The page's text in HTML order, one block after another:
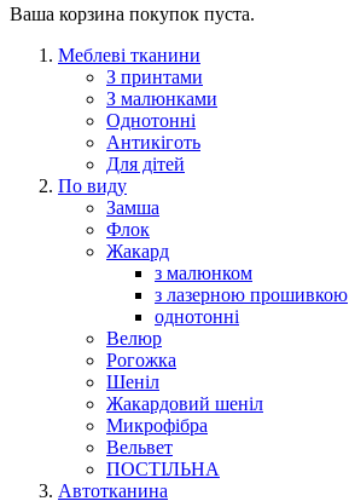
Ваша корзина покупок пуста.
Меблеві тканини
З принтами
З малюнками
Однотонні
Антикіготь
Для дітей
По виду
Замша
Флок
Жакард
з малюнком
з лазерною прошивкою
однотонні
Велюр
Рогожка
Шеніл
Жакардовий шеніл
Микрофібра
Вельвет
ПОСТІЛЬНА
Автотканина